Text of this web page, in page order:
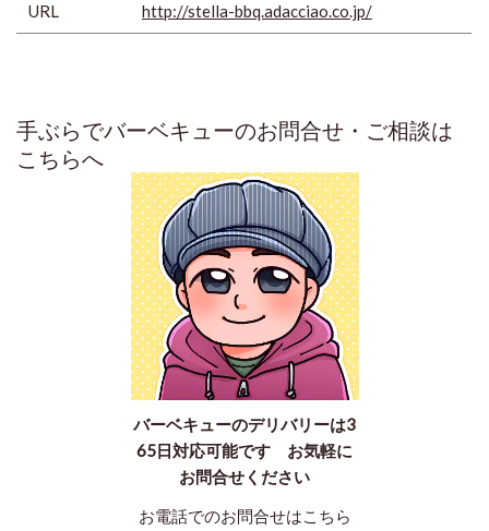
URL http://stella-bbq.adacciao.co.jp/
手ぶらでバーベキューのお問合せ・ご相談は
こちらへ
バーベキューのデリバリーは3
65日対応可能です お気軽に
お問合せください
お電話でのお問合せはこちら